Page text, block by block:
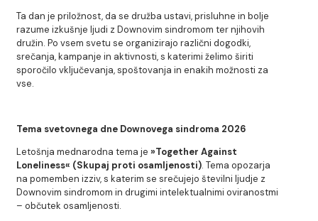
Ta dan je priložnost, da se družba ustavi, prisluhne in bolje
razume izkušnje ljudi z Downovim sindromom ter njihovih
družin. Po vsem svetu se organizirajo različni dogodki,
srečanja, kampanje in aktivnosti, s katerimi želimo širiti
sporočilo vključevanja, spoštovanja in enakih možnosti za
vse.
Tema svetovnega dne Downovega sindroma 2026
Letošnja mednarodna tema je »Together Against
Loneliness« (Skupaj proti osamljenosti). Tema opozarja
na pomemben izziv, s katerim se srečujejo številni ljudje z
Downovim sindromom in drugimi intelektualnimi oviranostmi
– občutek osamljenosti.